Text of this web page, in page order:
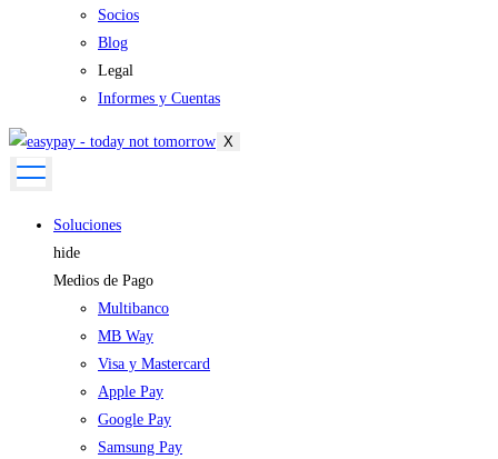
Socios
Blog
Legal
Informes y Cuentas
X
Soluciones
hide
Medios de Pago
Multibanco
MB Way
Visa y Mastercard
Apple Pay
Google Pay
Samsung Pay